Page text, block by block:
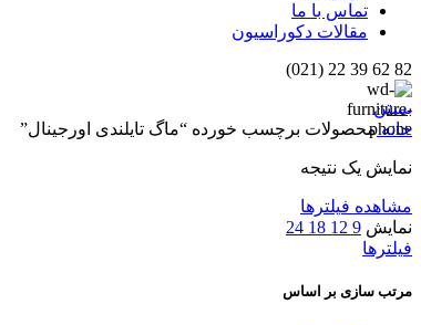
تماس با ما
مقالات دکوراسیون
82 62 39 22 (021)
بستن
خانهمحصولات برچسب خورده “ماگ تایلندی اورجینال”
نمایش یک نتیجه
مشاهده فیلترها
نمایش 9
12
18
24
فیلترها
مرتب سازی بر اساس